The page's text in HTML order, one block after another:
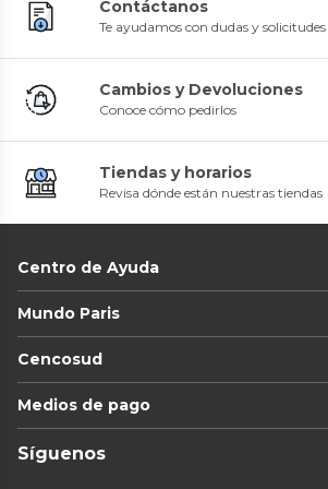
Contáctanos
Te ayudamos con dudas y solicitudes
Cambios y Devoluciones
Conoce cómo pedirlos
Tiendas y horarios
Revisa dónde están nuestras tiendas
Centro de Ayuda
Mundo Paris
Cencosud
Medios de pago
Síguenos